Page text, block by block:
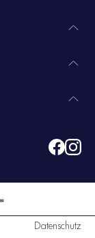
Datenschutz